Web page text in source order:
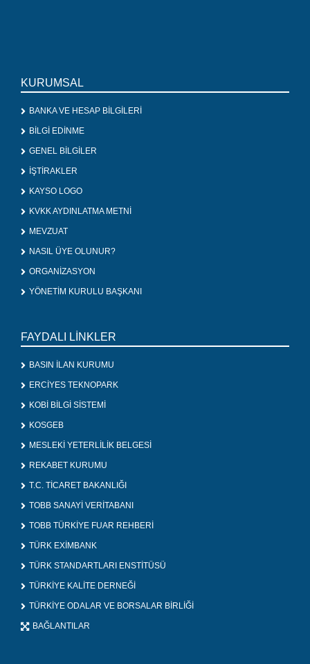
KURUMSAL
BANKA VE HESAP BİLGİLERİ
BİLGİ EDİNME
GENEL BİLGİLER
İŞTİRAKLER
KAYSO LOGO
KVKK AYDINLATMA METNİ
MEVZUAT
NASIL ÜYE OLUNUR?
ORGANİZASYON
YÖNETİM KURULU BAŞKANI
FAYDALI LİNKLER
BASIN İLAN KURUMU
ERCİYES TEKNOPARK
KOBİ BİLGİ SİSTEMİ
KOSGEB
MESLEKİ YETERLİLİK BELGESİ
REKABET KURUMU
T.C. TİCARET BAKANLIĞI
TOBB SANAYİ VERİTABANI
TOBB TÜRKİYE FUAR REHBERİ
TÜRK EXİMBANK
TÜRK STANDARTLARI ENSTİTÜSÜ
TÜRKİYE KALİTE DERNEĞİ
TÜRKİYE ODALAR VE BORSALAR BİRLİĞİ
BAĞLANTILAR